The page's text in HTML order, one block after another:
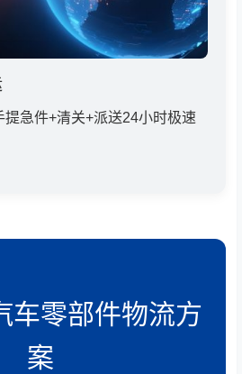
提急件+清关+派送24小时极速
车零部件物流方
案